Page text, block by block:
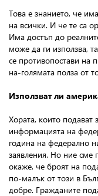
Това е знанието, че
на всички. И че те са
Има достъп до
може да ги използва,
се противопостави на
на-голямата полза от
Използват ли
Хората, които подават
информацията на
година на федерално
заявления. Но ние
окаже, че броят на
по-малък от този в
добре. Гражданите